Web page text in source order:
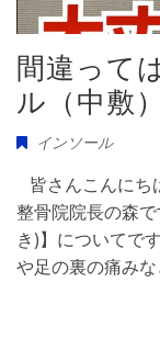
間違って
ル（中敷
インソール
皆さんこんに
整骨院院長の森
き)】について
や足の裏の痛み